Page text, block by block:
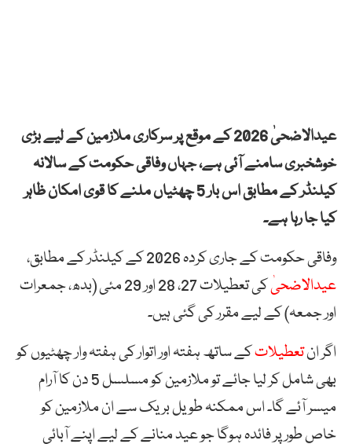
عیدالاضحیٰ 2026 کے موقع پر سرکاری ملازمین کے لیے بڑی
خوشخبری سامنے آئی ہے، جہاں وفاقی حکومت کے سالانہ
کیلنڈر کے مطابق اس بار 5 چھٹیاں ملنے کا قوی امکان ظاہر
کیا جا رہا ہے۔
وفاقی حکومت کے جاری کردہ 2026 کے کیلنڈر کے مطابق،
عیدالاضحیٰ
کی تعطیلات 27، 28 اور 29 مئی (بدھ، جمعرات
اور جمعہ) کے لیے مقرر کی گئی ہیں۔
اگر انتعطیلاتکے ساتھ ہفتہ اور اتوار کی ہفتہ وار چھٹیوں کو
بھی شامل کر لیا جائے تو ملازمین کو مسلسل 5 دن کا آرام
میسر آئے گا۔ اس ممکنہ طویل بریک سے ان ملازمین کو
خاص طور پر فائدہ ہوگا جو عید منانے کے لیے اپنے آبائی